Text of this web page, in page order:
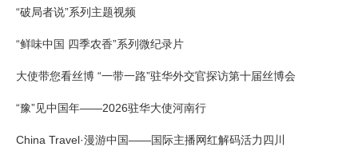
“破局者说”系列主题视频
“鲜味中国 四季农香”系列微纪录片
大使带您看丝博 “一带一路”驻华外交官探访第十届丝博会
“豫”见中国年——2026驻华大使河南行
China Travel·漫游中国——国际主播网红解码活力四川